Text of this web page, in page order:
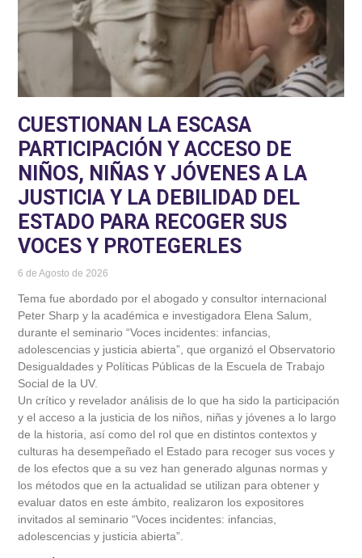
CUESTIONAN LA ESCASA
PARTICIPACIÓN Y ACCESO DE
NIÑOS, NIÑAS Y JÓVENES A LA
JUSTICIA Y LA DEBILIDAD DEL
ESTADO PARA RECOGER SUS
VOCES Y PROTEGERLES
6 de Agosto de 2026
Tema fue abordado por el abogado y consultor internacional
Peter Sharp y la académica e investigadora Elena Salum,
durante el seminario “Voces incidentes: infancias,
adolescencias y justicia abierta”, que organizó el Observatorio
Desigualdades y Políticas Públicas de la Escuela de Trabajo
Social de la UV.
Un crítico y revelador análisis de lo que ha sido la participación
y el acceso a la justicia de los niños, niñas y jóvenes a lo largo
de la historia, así como del rol que en distintos contextos y
culturas ha desempeñado el Estado para recoger sus voces y
de los efectos que a su vez han generado algunas normas y
los métodos que en la actualidad se utilizan para obtener y
evaluar datos en este ámbito, realizaron los expositores
invitados al seminario “Voces incidentes: infancias,
adolescencias y justicia abierta”.